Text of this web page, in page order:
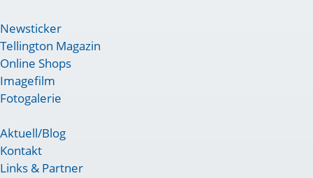
Newsticker
Tellington Magazin
Online Shops
Imagefilm
Fotogalerie
Aktuell/Blog
Kontakt
Links & Partner